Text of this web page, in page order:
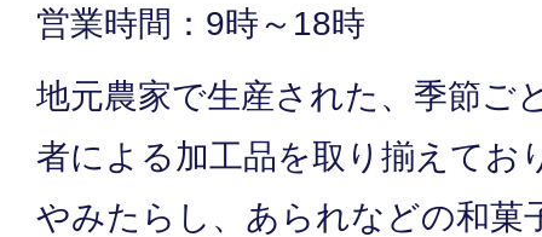
営業時間：9時～18時
地元農家で生産された、季節ご
者による加工品を取り揃えてお
やみたらし、あられなどの和菓